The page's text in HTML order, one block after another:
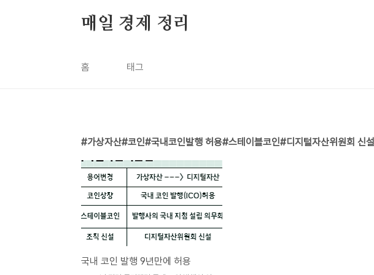
매일 경제 정리
홈 태그
가상자산#코인#국내코인발행 허용#스테이블코인#디지털자산위원회 신설
국내 코인 발행 9년만에 허용